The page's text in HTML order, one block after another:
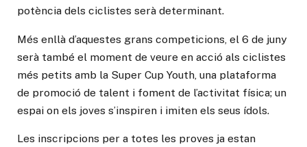
potència dels ciclistes serà determinant.
Més enllà d’aquestes grans competicions, el 6 de juny
serà també el moment de veure en acció als ciclistes
més petits amb la Super Cup Youth, una plataforma
de promoció de talent i foment de l’activitat física; un
espai on els joves s’inspiren i imiten els seus ídols.
Les inscripcions per a totes les proves ja estan